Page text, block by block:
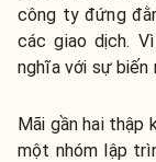
công ty đứng
các giao dịch.
nghĩa với sự
Mãi gần hai thập
một nhóm lập